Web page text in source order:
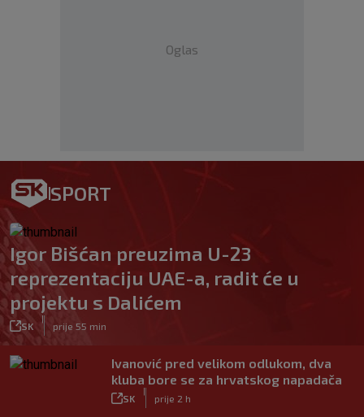
Oglas
SPORT
Igor Bišćan preuzima U-23
reprezentaciju UAE-a, radit će u
projektu s Dalićem
SK prije 55 min
Ivanović pred velikom odlukom, dva
kluba bore se za hrvatskog napadača
SK prije 2 h